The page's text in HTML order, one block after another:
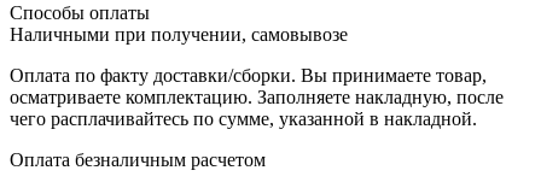
Способы оплаты
Наличными при получении, самовывозе
Оплата по факту доставки/сборки. Вы принимаете товар,
осматриваете комплектацию. Заполняете накладную, после
чего расплачивайтесь по сумме, указанной в накладной.
Оплата безналичным расчетом